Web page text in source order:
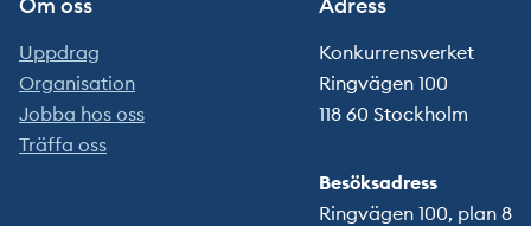
Uppdrag
Organisation
Jobba hos oss
Träffa oss
Konkurrensverket
Ringvägen 100
118 60 Stockholm
Besöksadress
Ringvägen 100, plan 8